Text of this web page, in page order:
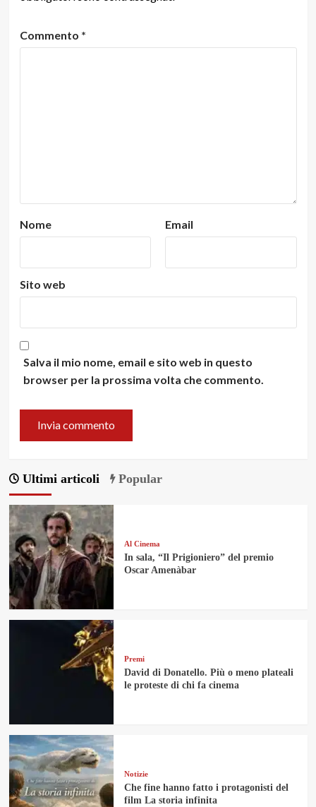
Commento *
Nome Email
Sito web
Salva il mio nome, email e sito web in questo
browser per la prossima volta che commento.
Ultimi articoli Popular
Al Cinema
In sala, “Il Prigioniero” del premio
Oscar Amenàbar
Premi
David di Donatello. Più o meno plateali
le proteste di chi fa cinema
Notizie
Che fine hanno fatto i protagonisti del
film La storia infinita